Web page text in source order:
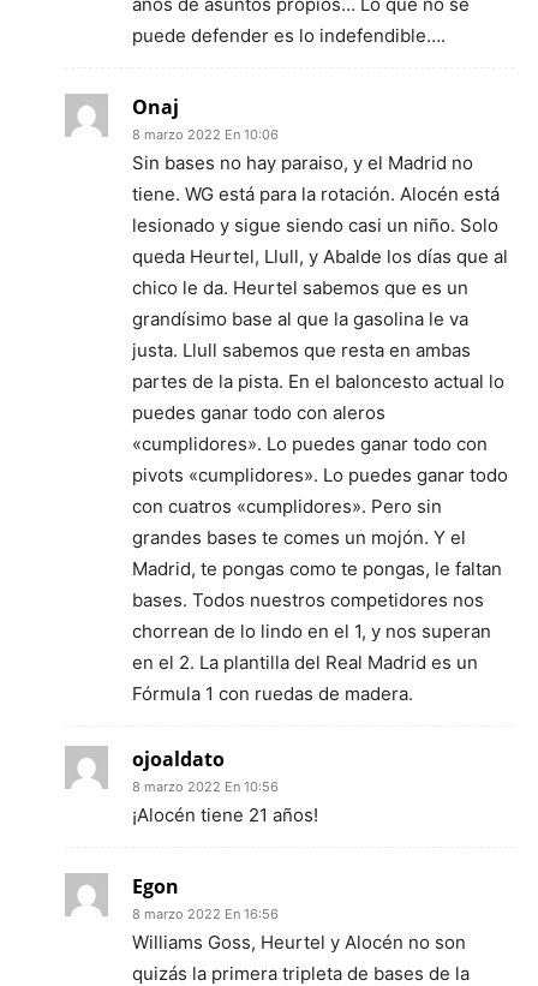
puede defender es lo indefendible….
Onaj
8 marzo 2022 En 10:06
Sin bases no hay paraiso, y el Madrid no
tiene. WG está para la rotación. Alocén está
lesionado y sigue siendo casi un niño. Solo
queda Heurtel, Llull, y Abalde los días que al
chico le da. Heurtel sabemos que es un
grandísimo base al que la gasolina le va
justa. Llull sabemos que resta en ambas
partes de la pista. En el baloncesto actual lo
puedes ganar todo con aleros
«cumplidores». Lo puedes ganar todo con
pivots «cumplidores». Lo puedes ganar todo
con cuatros «cumplidores». Pero sin
grandes bases te comes un mojón. Y el
Madrid, te pongas como te pongas, le faltan
bases. Todos nuestros competidores nos
chorrean de lo lindo en el 1, y nos superan
en el 2. La plantilla del Real Madrid es un
Fórmula 1 con ruedas de madera.
ojoaldato
8 marzo 2022 En 10:56
¡Alocén tiene 21 años!
Egon
8 marzo 2022 En 16:56
Williams Goss, Heurtel y Alocén no son
quizás la primera tripleta de bases de la